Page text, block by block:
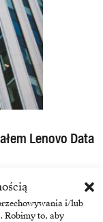
i/lub
Robimy to, aby
Lenovo Data
Country Managera